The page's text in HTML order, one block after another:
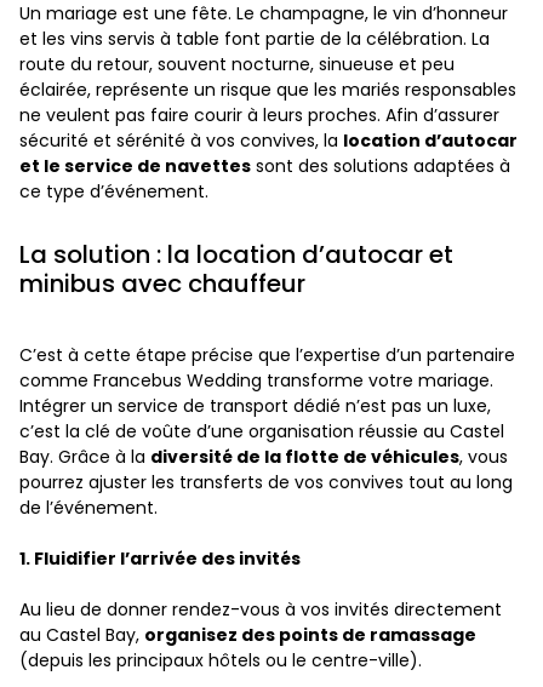
Un mariage est une fête. Le champagne, le vin d’honneur
et les vins servis à table font partie de la célébration. La
route du retour, souvent nocturne, sinueuse et peu
éclairée, représente un risque que les mariés responsables
ne veulent pas faire courir à leurs proches. Afin d’assurer
sécurité et sérénité à vos convives, la location d’autocar
et le service de navettes sont des solutions adaptées à
ce type d’événement.
La solution : la location d’autocar et
minibus avec chauffeur
C’est à cette étape précise que l’expertise d’un partenaire
comme Francebus Wedding transforme votre mariage.
Intégrer un service de transport dédié n’est pas un luxe,
c’est la clé de voûte d’une organisation réussie au Castel
Bay. Grâce à la diversité de la flotte de véhicules, vous
pourrez ajuster les transferts de vos convives tout au long
de l’événement.
1. Fluidifier l’arrivée des invités
Au lieu de donner rendez-vous à vos invités directement
au Castel Bay, organisez des points de ramassage
(depuis les principaux hôtels ou le centre-ville).